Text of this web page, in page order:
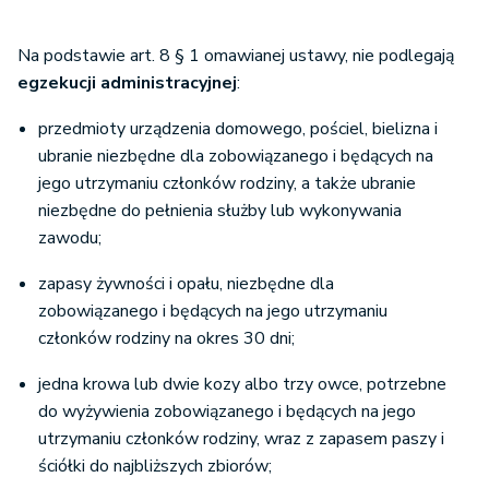
Na podstawie art. 8 § 1 omawianej ustawy, nie podlegają
egzekucji administracyjnej:
przedmioty urządzenia domowego, pościel, bielizna i
ubranie niezbędne dla zobowiązanego i będących na
jego utrzymaniu członków rodziny, a także ubranie
niezbędne do pełnienia służby lub wykonywania
zawodu;
zapasy żywności i opału, niezbędne dla
zobowiązanego i będących na jego utrzymaniu
członków rodziny na okres 30 dni;
jedna krowa lub dwie kozy albo trzy owce, potrzebne
do wyżywienia zobowiązanego i będących na jego
utrzymaniu członków rodziny, wraz z zapasem paszy i
ściółki do najbliższych zbiorów;